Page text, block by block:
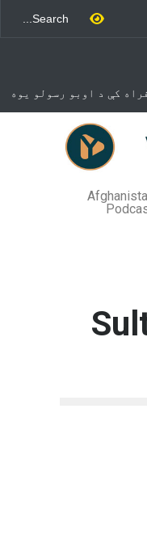
فراه کې د اوبو رسولو یوه
خوست کې د غلام خان لار
خلاصه شوه